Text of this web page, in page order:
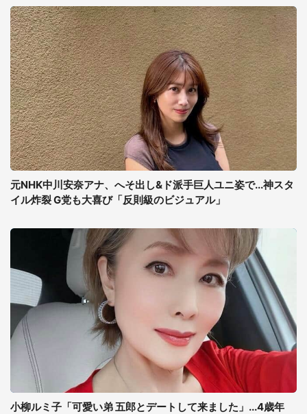
元NHK中川安奈アナ、へそ出し&ド派手巨人ユニ姿で...神スタ
イル炸裂 G党も大喜び「反則級のビジュアル」
小柳ルミ子「可愛い弟 五郎とデートして来ました」...4歳年